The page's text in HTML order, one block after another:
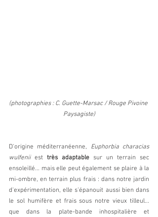
(photographies : C. Guette-Marsac / Rouge Pivoine
Paysagiste)
D'origine méditerranéenne, Euphorbia characias
wulfenii est très adaptable sur un terrain sec
ensoleillé... mais elle peut également se plaire à la
mi-ombre, en terrain plus frais : dans notre jardin
d'expérimentation, elle s'épanouit aussi bien dans
le sol humifère et frais sous notre vieux tilleul...
que dans la plate-bande inhospitalière et